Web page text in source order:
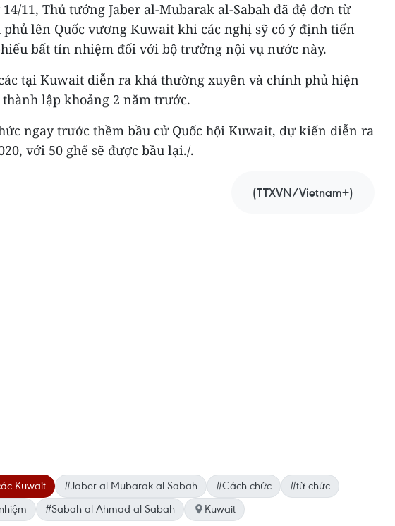
11, Thủ tướng Jaber al-Mubarak al-Sabah đã đệ đơn từ
phủ lên Quốc vương Kuwait khi các nghị sỹ có ý định tiến
bất tín nhiệm đối với bộ trưởng nội vụ nước này.
tại Kuwait diễn ra khá thường xuyên và chính phủ hiện
lập khoảng 2 năm trước.
ngay trước thềm bầu cử Quốc hội Kuwait, dự kiến diễn ra
với 50 ghế sẽ được bầu lại./.
(TTXVN/Vietnam+)
Kuwait #Jaber al-Mubarak al-Sabah #Cách chức
#từ chức
#Sabah al-Ahmad al-Sabah Kuwait